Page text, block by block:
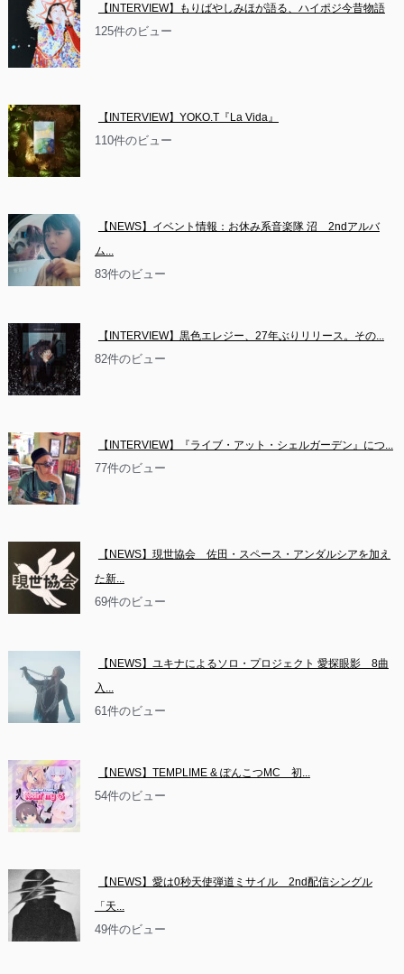
【INTERVIEW】もりばやしみほが語る、ハイポジ今昔物語
125件のビュー
【INTERVIEW】YOKO.T『La Vida』
110件のビュー
【NEWS】イベント情報：お休み系音楽隊 沼　2ndアルバ
ム...
83件のビュー
【INTERVIEW】黒色エレジー、27年ぶりリリース。その...
82件のビュー
【INTERVIEW】『ライブ・アット・シェルガーデン』につ...
77件のビュー
【NEWS】現世協会　佐田・スペース・アンダルシアを加え
た新...
69件のビュー
【NEWS】ユキナによるソロ・プロジェクト 愛探眼影　8曲
入...
61件のビュー
【NEWS】TEMPLIME & ぽんこつMC　初...
54件のビュー
【NEWS】愛は0秒天使弾道ミサイル　2nd配信シングル
「天...
49件のビュー